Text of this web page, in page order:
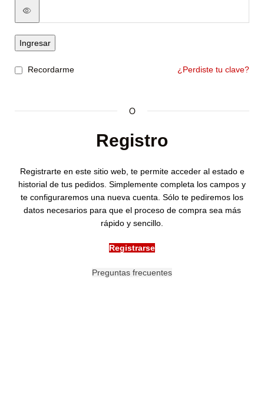
Ingresar
¿Perdiste tu clave?
Recordarme
O
Registro
Registrarte en este sitio web, te permite acceder al estado e
historial de tus pedidos. Simplemente completa los campos y
te configuraremos una nueva cuenta. Sólo te pediremos los
datos necesarios para que el proceso de compra sea más
rápido y sencillo.
Registrarse
Preguntas frecuentes